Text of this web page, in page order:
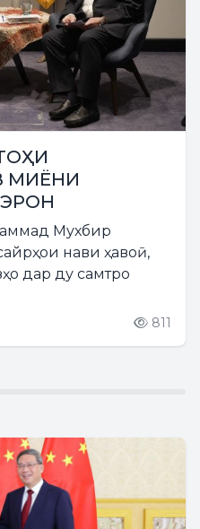
МИЁНИ
Мухбир
нави ҳавоӣ,
дар ду самтро
811